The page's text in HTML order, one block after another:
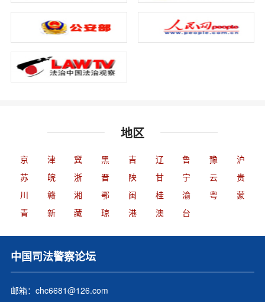
地区
京 津 冀 黑 吉 辽 鲁 豫
沪
苏
皖 浙 晋 陕 甘 宁 云
贵
川
赣 湘 鄂 闽 桂 渝 粤
蒙
青
新 藏 琼 港 澳 台
中国司法警察论坛
邮箱：chc6681@126.com